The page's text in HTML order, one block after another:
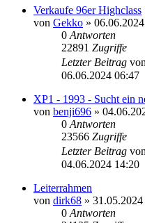
Verkaufe 96er Highclass
von Gekko »
0 Antworten
22891 Zugriffe
Letzter Beitrag von
06.06.2024 06:47
XP1 - 1993 - Sucht ein
von benji696 »
0 Antworten
23566 Zugriffe
Letzter Beitrag von
04.06.2024 14:20
Leiterrahmen
von dirk68 »
0 Antworten